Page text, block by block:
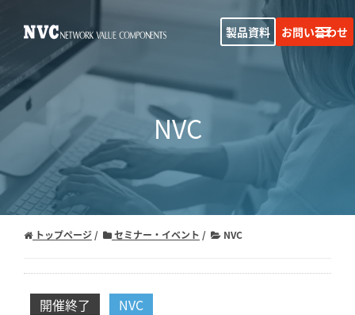
製品資料 お問い合わせ
NVC
トップページ セミナー・イベント NVC
開催終了 NVC